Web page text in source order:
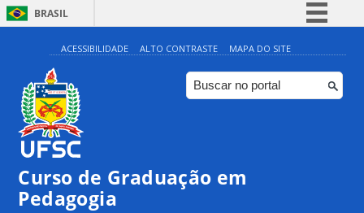
BRASIL
Simplifique!
Comunica BR
Participe
Canais
ACESSIBILIDADE ALTO CONTRASTE MAPA DO SITE
Curso de Graduação em
Pedagogia